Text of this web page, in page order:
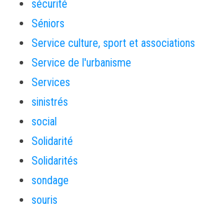
sécurité
Séniors
Service culture, sport et associations
Service de l'urbanisme
Services
sinistrés
social
Solidarité
Solidarités
sondage
souris